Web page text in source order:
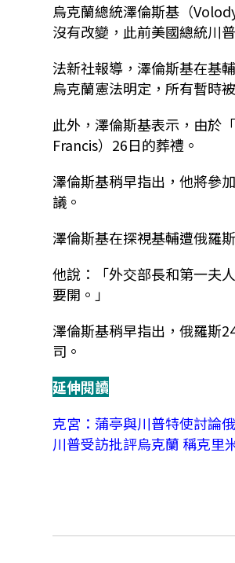
烏克蘭總統澤倫斯基（
沒有改變，此前美國總統川
法新社報導，澤倫斯基在基
烏克蘭憲法明定，所有暫時
此外，澤倫斯基表示，由於
Francis）26日的葬禮。
澤倫斯基稍早指出，他將參
議。
澤倫斯基在探視基輔遭俄羅
他說：「外交部長和第一夫
要開。」
澤倫斯基稍早指出，俄羅斯
司。
延伸閱讀
克宮：蒲亭與川普特使討論
川普受訪批評烏克蘭 稱克里